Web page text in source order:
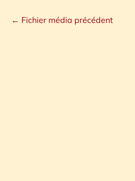
← Fichier média précédent